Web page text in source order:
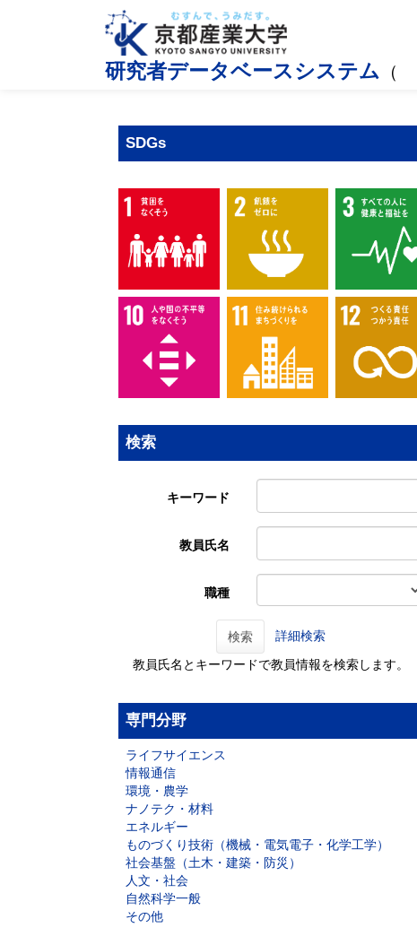
研究者データベースシステム （
SDGs
検索
キーワード
教員氏名
職種
検索 詳細検索
教員氏名とキーワードで教員情報を検索します。
専門分野
ライフサイエンス
情報通信
環境・農学
ナノテク・材料
エネルギー
ものづくり技術（機械・電気電子・化学工学）
社会基盤（土木・建築・防災）
人文・社会
自然科学一般
その他